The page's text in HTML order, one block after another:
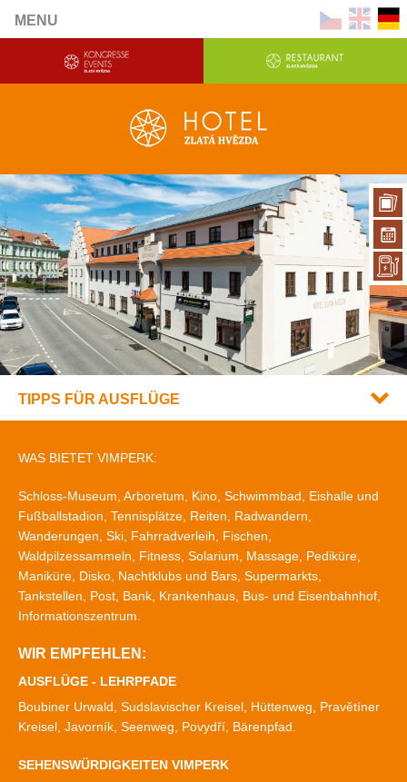
MENU
TIPPS FÜR AUSFLÜGE
WAS BIETET VIMPERK:
Schloss-Museum, Arboretum, Kino, Schwimmbad, Eishalle und
Fußballstadion, Tennisplätze, Reiten, Radwandern,
Wanderungen, Ski, Fahrradverleih, Fischen,
Waldpilzessammeln, Fitness, Solarium, Massage, Pediküre,
Maniküre, Disko, Nachtklubs und Bars, Supermarkts,
Tankstellen, Post, Bank, Krankenhaus, Bus- und Eisenbahnhof,
Informationszentrum.
WIR EMPFEHLEN:
AUSFLÜGE - LEHRPFADE
Boubiner Urwald, Sudslavischer Kreisel, Hüttenweg, Pravětíner
Kreisel, Javorník, Seenweg, Povydří, Bärenpfad.
SEHENSWÜRDIGKEITEN VIMPERK